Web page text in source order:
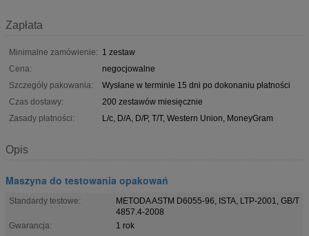
Zapłata
Minimalne zamówienie: 1 zestaw
Cena:
negocjowalne
Szczegóły pakowania:
Wysłane w terminie 15 dni po dokonaniu płatności
Czas dostawy:
200 zestawów miesięcznie
Zasady płatności:
L/c, D/A, D/P, T/T, Western Union, MoneyGram
Opis
Maszyna do testowania opakowań
Standardy testowe:
METODA ASTM D6055-96, ISTA, LTP-2001, GB/T
4857.4-2008
Gwarancja:
1 rok